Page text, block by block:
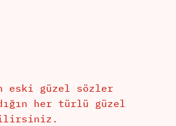
eski güzel sözler
her türlü güzel